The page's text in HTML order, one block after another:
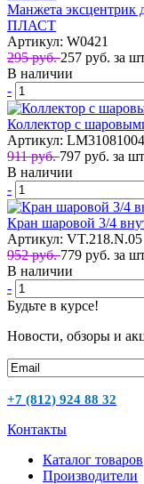
Манжета эксцентрик
ПЛАСТ
Артикул: W0421
295 руб.257 руб. за
В наличии
-
Коллектор с
Артикул:
911 руб.797 руб. за шт
В наличии
-
Кран шаровой 3/4
Артикул: VT.218.N.05
952 руб.779 руб. за
В наличии
-
Будьте в курсе!
Новости, обзоры и
+7 (812) 924 88 32
Контакты
Каталог товаров
Производители